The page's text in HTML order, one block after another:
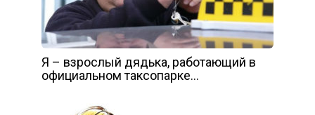
Я – взрослый дядька, работающий в
официальном таксопарке…